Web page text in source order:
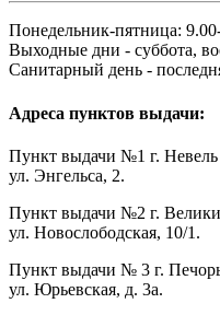
Понедельник-пятница:
Выходные дни - суббота,
Санитарный день -
Адреса пунктов выдачи:
Пункт выдачи №1 г. Невель
ул. Энгельса, 2.
Пункт выдачи №2 г.
ул. Новослободская, 10/1.
Пункт выдачи № 3 г.
ул. Юрьевская, д. 3а.